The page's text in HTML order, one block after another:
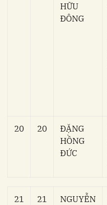
HỮU
ĐÔNG
20 20
ĐẶNG
HỒNG
ĐỨC
21 21
NGUYỄN